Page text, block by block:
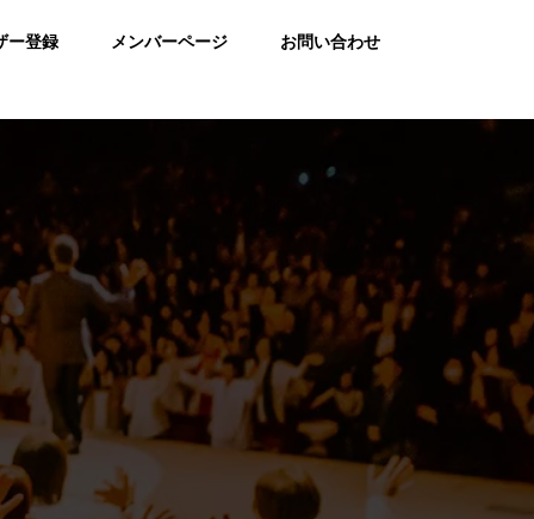
ー登録 メンバーページ お問い合わせ